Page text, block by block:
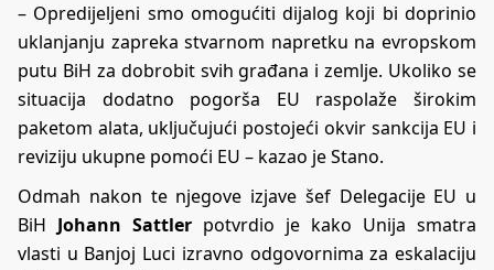
– Opredijeljeni smo omogućiti dijalog koji bi doprinio
uklanjanju zapreka stvarnom napretku na evropskom
putu BiH za dobrobit svih građana i zemlje. Ukoliko se
situacija dodatno pogorša EU raspolaže širokim
paketom alata, uključujući postojeći okvir sankcija EU i
reviziju ukupne pomoći EU – kazao je Stano.
Odmah nakon te njegove izjave šef Delegacije EU u
BiH Johann Sattler potvrdio je kako Unija smatra
vlasti u Banjoj Luci izravno odgovornima za eskalaciju